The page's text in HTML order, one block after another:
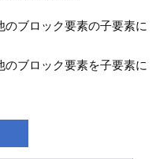
のブロック要素の子要素に
のブロック要素を子要素に